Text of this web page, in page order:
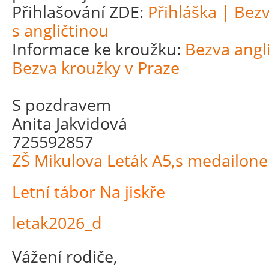
Přihlašování ZDE: Přihláška |
s angličtinou
Informace ke kroužku: Bezva
Bezva kroužky v Praze
S pozdravem
Anita Jakvidová
725592857
ZŠ Mikulova Leták A5,s
Letní tábor Na jiskře
letak2026_d
Vážení rodiče,